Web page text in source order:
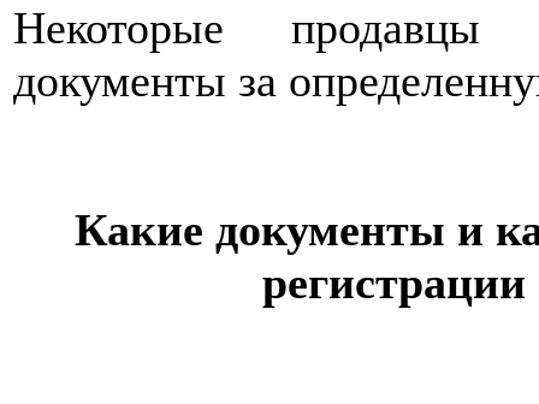
Некоторые
документы за
Какие документы и